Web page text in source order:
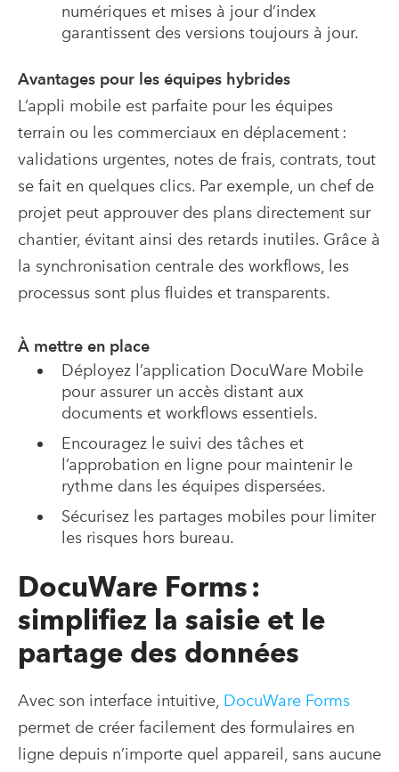
numériques et mises à jour d’index
garantissent des versions toujours à jour.
Avantages pour les équipes hybrides
L’appli mobile est parfaite pour les équipes
terrain ou les commerciaux en déplacement :
validations urgentes, notes de frais, contrats, tout
se fait en quelques clics. Par exemple, un chef de
projet peut approuver des plans directement sur
chantier, évitant ainsi des retards inutiles. Grâce à
la synchronisation centrale des workflows, les
processus sont plus fluides et transparents.
À mettre en place
Déployez l’application DocuWare Mobile
pour assurer un accès distant aux
documents et workflows essentiels.
Encouragez le suivi des tâches et
l’approbation en ligne pour maintenir le
rythme dans les équipes dispersées.
Sécurisez les partages mobiles pour limiter
les risques hors bureau.
DocuWare Forms :
simplifiez la saisie et le
partage des données
Avec son interface intuitive, DocuWare Forms
permet de créer facilement des formulaires en
ligne depuis n’importe quel appareil, sans aucune